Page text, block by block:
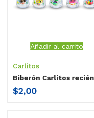
Añadir al carrito
Carlitos
$2,00